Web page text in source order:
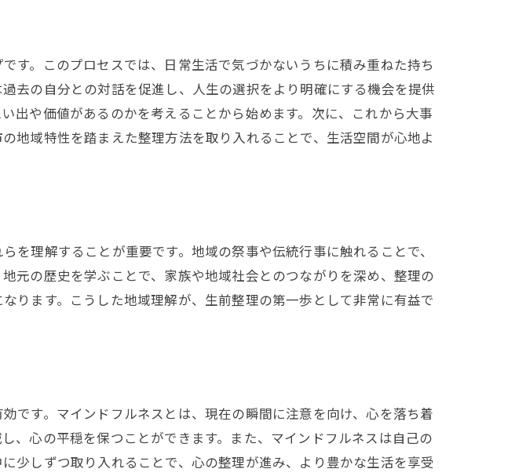
リット
ための工夫
める安心感
ためのヒント
理の実践
計画の立て方
出の整理
の実践ガイド
ための基本
ためのヒント
スの大切さ
す。このプロセスでは、日常生活で気づかないうちに積み重ねた持ち
去の自分との対話を促進し、人生の選択をより明確にする機会を提供
出や価値があるのかを考えることから始めます。次に、これから大事
地域特性を踏まえた整理方法を取り入れることで、生活空間が心地よ
理解することが重要です。地域の祭事や伝統行事に触れることで、
元の歴史を学ぶことで、家族や地域社会とのつながりを深め、整理の
ります。こうした地域理解が、生前整理の第一歩として非常に有益で
です。マインドフルネスとは、現在の瞬間に注意を向け、心を落ち着
、心の平穏を保つことができます。また、マインドフルネスは自己の
少しずつ取り入れることで、心の整理が進み、より豊かな生活を享受